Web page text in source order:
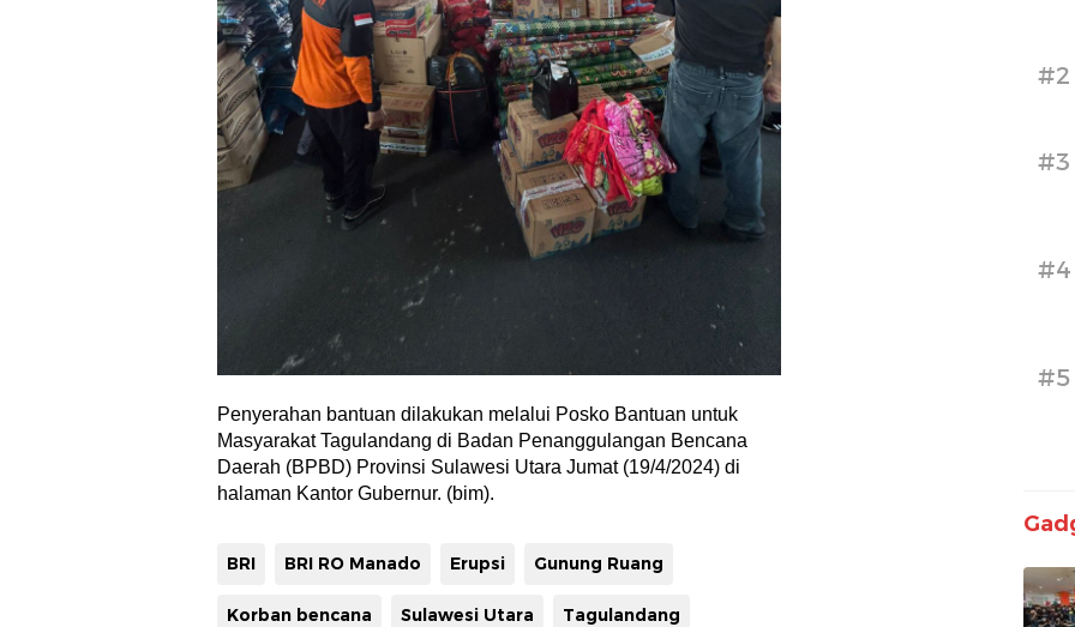
Penyerahan bantuan dilakukan melalui Posko Bantuan untuk
Masyarakat Tagulandang di Badan Penanggulangan Bencana
Daerah (BPBD) Provinsi Sulawesi Utara Jumat (19/4/2024) di
halaman Kantor Gubernur. (bim).
BRI BRI RO Manado Erupsi Gunung Ruang
Korban bencana Sulawesi Utara Tagulandang
#2
#3
#4
#5